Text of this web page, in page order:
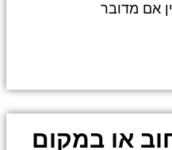
אם מדובר
או במקום